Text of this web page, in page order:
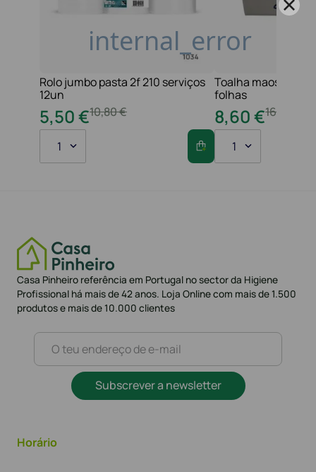
Rolo jumbo pasta 2f 210 serviços
12un
10,80€
5,50€
1
Toalha maos 2f
folhas
16
8,60€
1
Casa Pinheiro referência em Portugal no sector da Higiene
Profissional há mais de 42 anos. Loja Online com mais de 1.500
produtos e mais de 10.000 clientes
Subscrever a newsletter
Horário